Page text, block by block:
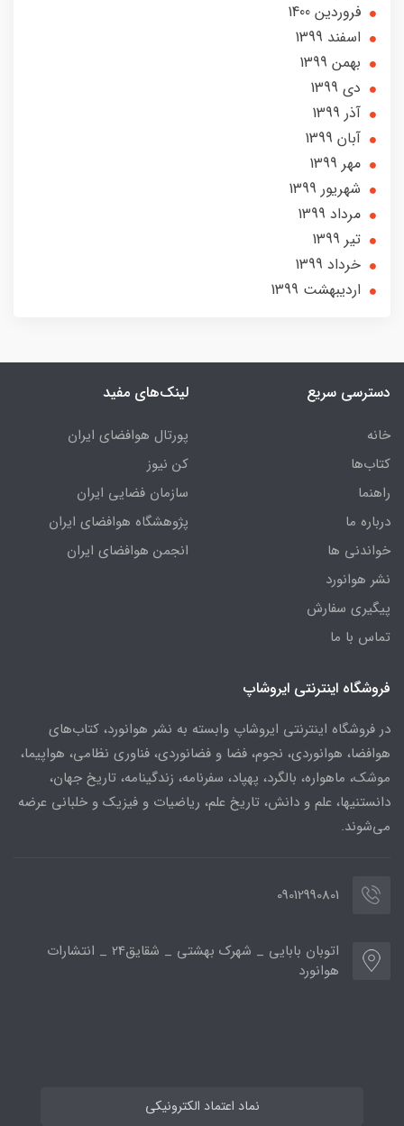
فروردین 1400
اسفند 1399
بهمن 1399
دی 1399
آذر 1399
آبان 1399
مهر 1399
شهریور 1399
مرداد 1399
تير 1399
خرداد 1399
ارديبهشت 1399
دسترسی سریع
خانه
کتاب‌ها
راهنما
درباره ما
خواندنی ها
نشر هوانورد
پیگیری سفارش
تماس با ما
لینک‌های مفید
پورتال هوافضای ایران
کن نیوز
سازمان فضایی ایران
پژوهشگاه هوافضای ایران
انجمن هوافضای ایران
فروشگاه اینترنتی ایروشاپ
در فروشگاه اینترنتی ایروشاپ وابسته به نشر هوانورد، کتاب‌های
هوافضا، هوانوردی، نجوم، فضا و فضانوردی، فناوری نظامی، هواپیما،
موشک، ماهواره، بالگرد، پهپاد، سفرنامه، زندگینامه، تاریخ جهان،
دانستنیها، علم و دانش، تاریخ علم، ریاضیات و فیزیک و خلبانی عرضه
می‌شوند.
09012990801
اتوبان بابایی _ شهرک بهشتی _ شقایق24 _ انتشارات
هوانورد
نماد اعتماد الکترونیکی